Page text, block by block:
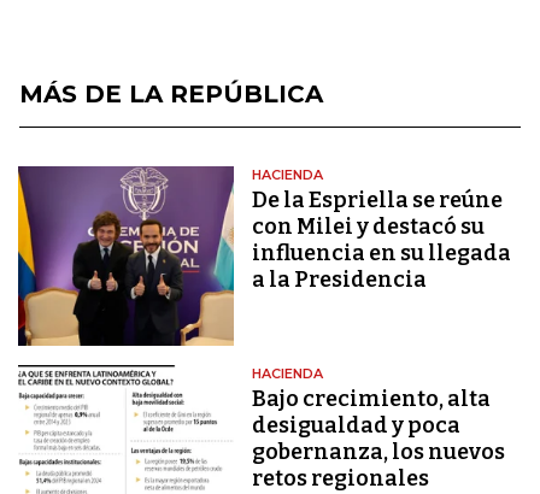
MÁS DE LA REPÚBLICA
HACIENDA
De la Espriella se reúne
con Milei y destacó su
influencia en su llegada
a la Presidencia
HACIENDA
Bajo crecimiento, alta
desigualdad y poca
gobernanza, los nuevos
retos regionales